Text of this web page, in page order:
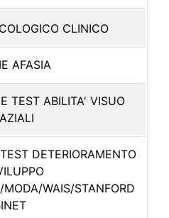
CLINICO
AFASIA
TEST ABILITA' VISUO
DETERIORAMENTO
WAIS/STANFORD